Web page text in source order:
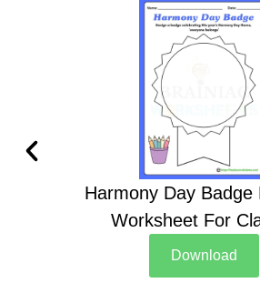
Harmony Day Badge
Worksheet For
Download